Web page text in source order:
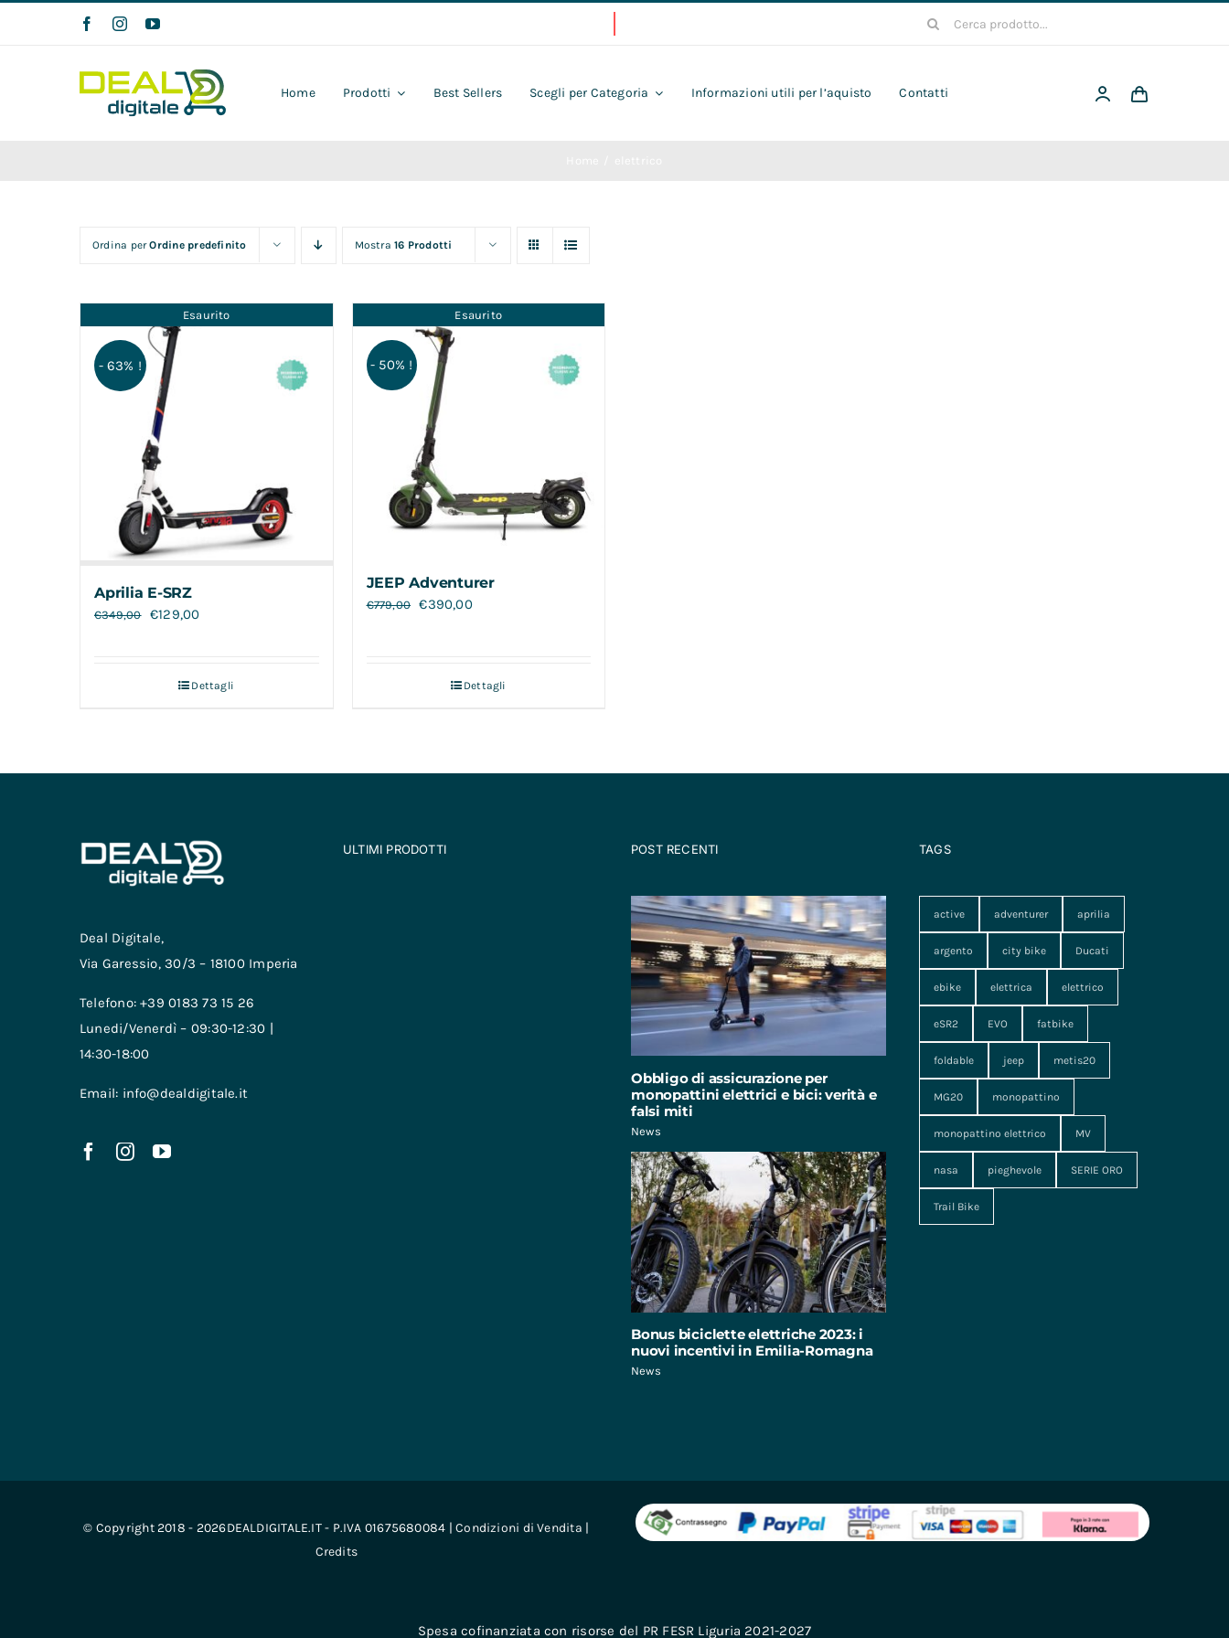
Cerca
Home Prodotti Best Sellers Scegli per Categoria Informazioni utili per l’aquisto Contatti
Ordina perOrdine predefinito Mostra16 Prodotti
Esaurito
- 63% !
Aprilia E-SRZ
€349,00 €129,00
Dettagli
Esaurito
- 50% !
JEEP Adventurer
€779,00 €390,00
Dettagli
Deal Digitale,
Via Garessio, 30/3 – 18100 Imperia
Telefono: +39 0183 73 15 26
Lunedi/Venerdì – 09:30-12:30 |
14:30-18:00
Email: info@dealdigitale.it
ULTIMI PRODOTTI POST RECENTI
Obbligo di assicurazione per
monopattini elettrici e bici: verità e
falsi miti
News
Bonus biciclette elettriche 2023: i
nuovi incentivi in Emilia-Romagna
News
TAGS
active adventurer aprilia
argento city bike Ducati
ebike elettrica elettrico
eSR2 EVO fatbike
foldable jeep metis20
MG20 monopattino
monopattino elettrico MV
nasa pieghevole SERIE ORO
Trail Bike
© Copyright 2018 - 2026DEALDIGITALE.IT - P.IVA 01675680084 |Condizioni di Vendita |
Credits
Spesa cofinanziata con risorse del PR FESR Liguria 2021-2027